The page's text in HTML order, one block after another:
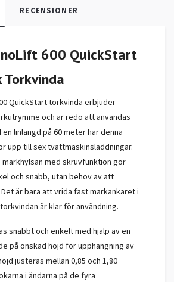
RECENSIONER
600 QuickStart
QuickStart torkvinda erbjuder
och är redo att användas
linlängd på 60 meter har denna
upp till sex tvättmaskinsladdningar.
med skruvfunktion gör
och snabb, utan behov av att
är bara att vrida fast markankaret i
är klar för användning.
snabbt och enkelt med hjälp av en
på önskad höjd för upphängning av
justeras mellan 0,85 och 1,80
i ändarna på de fyra